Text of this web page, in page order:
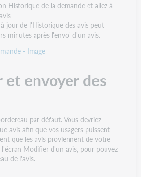
Historique de la demande et allez à
jour de l'Historique des avis peut
minutes après l'envoi d'un avis.
- Image
envoyer des
par défaut. Vous devriez
avis afin que vos usagers puissent
que les avis proviennent de votre
Modifier d'un avis, pour pouvez
de l'avis.